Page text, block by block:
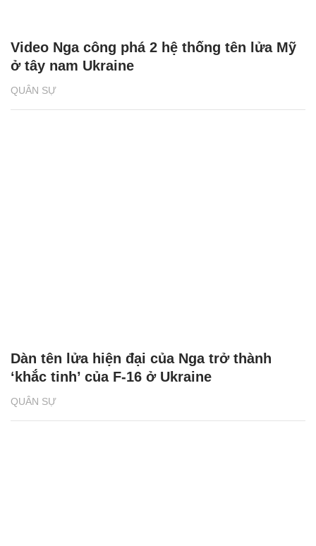
QUÂN SỰ
Video Nga công phá 2 hệ thống tên lửa Mỹ
ở tây nam Ukraine
QUÂN SỰ
Dàn tên lửa hiện đại của Nga trở thành
‘khắc tinh’ của F-16 ở Ukraine